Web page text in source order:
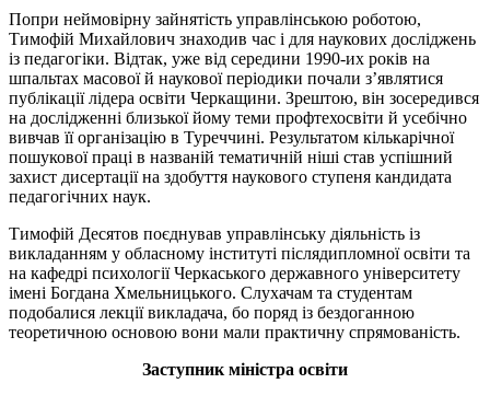
Попри неймовірну зайнятість управлінською роботою,
Тимофій Михайлович знаходив час і для наукових досліджень
із педагогіки. Відтак, уже від середини 1990-их років на
шпальтах масової й наукової періодики почали з’являтися
публікації лідера освіти Черкащини. Зрештою, він зосередився
на дослідженні близької йому теми профтехосвіти й усебічно
вивчав її організацію в Туреччині. Результатом кількарічної
пошукової праці в названій тематичній ніші став успішний
захист дисертації на здобуття наукового ступеня кандидата
педагогічних наук.
Тимофій Десятов поєднував управлінську діяльність із
викладанням у обласному інституті післядипломної освіти та
на кафедрі психології Черкаського державного університету
імені Богдана Хмельницького. Слухачам та студентам
подобалися лекції викладача, бо поряд із бездоганною
теоретичною основою вони мали практичну спрямованість.
Заступник міністра освіти